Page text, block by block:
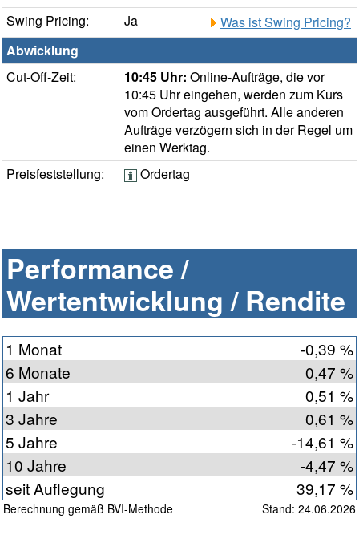
Swing Pricing: Ja
Was ist Swing Pricing?
Abwicklung
Cut-Off-Zeit:
10:45 Uhr: Online-Aufträge, die vor
10:45 Uhr eingehen, werden zum Kurs
vom Ordertag ausgeführt. Alle anderen
Aufträge verzögern sich in der Regel um
einen Werktag.
Preisfeststellung:
Ordertag
Performance /
Wertentwicklung / Rendite
1 Monat
-0,39 %
6 Monate
0,47 %
1 Jahr
0,51 %
3 Jahre
0,61 %
5 Jahre
-14,61 %
10 Jahre
-4,47 %
seit Auflegung
39,17 %
Berechnung gemäß BVI-Methode Stand: 24.06.2026